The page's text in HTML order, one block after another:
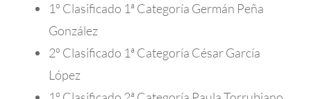
1º Clasificado 1ª Categoría Germán Peña
González
2º Clasificado 1ª Categoría César García
López